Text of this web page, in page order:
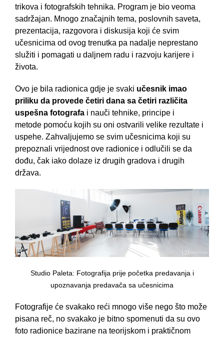
trikova i fotografskih tehnika. Program je bio veoma
sadržajan. Mnogo značajnih tema, poslovnih saveta,
prezentacija, razgovora i diskusija koji će svim
učesnicima od ovog trenutka pa nadalje neprestano
služiti i pomagati u daljnem radu i razvoju karijere i
života.
Ovo je bila radionica gdje je svaki učesnik imao
priliku da provede četiri dana sa četiri različita
uspešna fotografa i nauči tehnike, principe i
metode pomoću kojih su oni ostvarili velike rezultate i
uspehe. Zahvaljujemo se svim učesnicima koji su
prepoznali vrijednost ove radionice i odlučili se da
dođu, čak iako dolaze iz drugih gradova i drugih
država.
Studio Paleta: Fotografija prije početka predavanja i
upoznavanja predavača sa učesnicima
Fotografije će svakako reći mnogo više nego što može
pisana reč, no svakako je bitno spomenuti da su ovo
foto radionice bazirane na teorijskom i praktičnom